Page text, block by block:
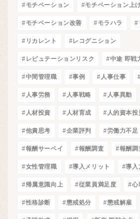
#モチベーション #モチベーション上
#モチベーション改善 #モラハラ #
#リカレント #レコグニション
#レピュテーションリスク #中途 即戦
#中間管理職 #事例 #人事仕事
#人事労務 #人事戦略 #人事異動
#人材投資 #人材育成 #人的資本投
#他責思考 #企業評判 #労働力不足
#報酬サーベイ #報酬調査 #報酬調
#女性管理職 #導入メリット #導入
#帰属意識向上 #従業員満足度 #心
#性格診断 #懲戒処分 #懲戒解雇